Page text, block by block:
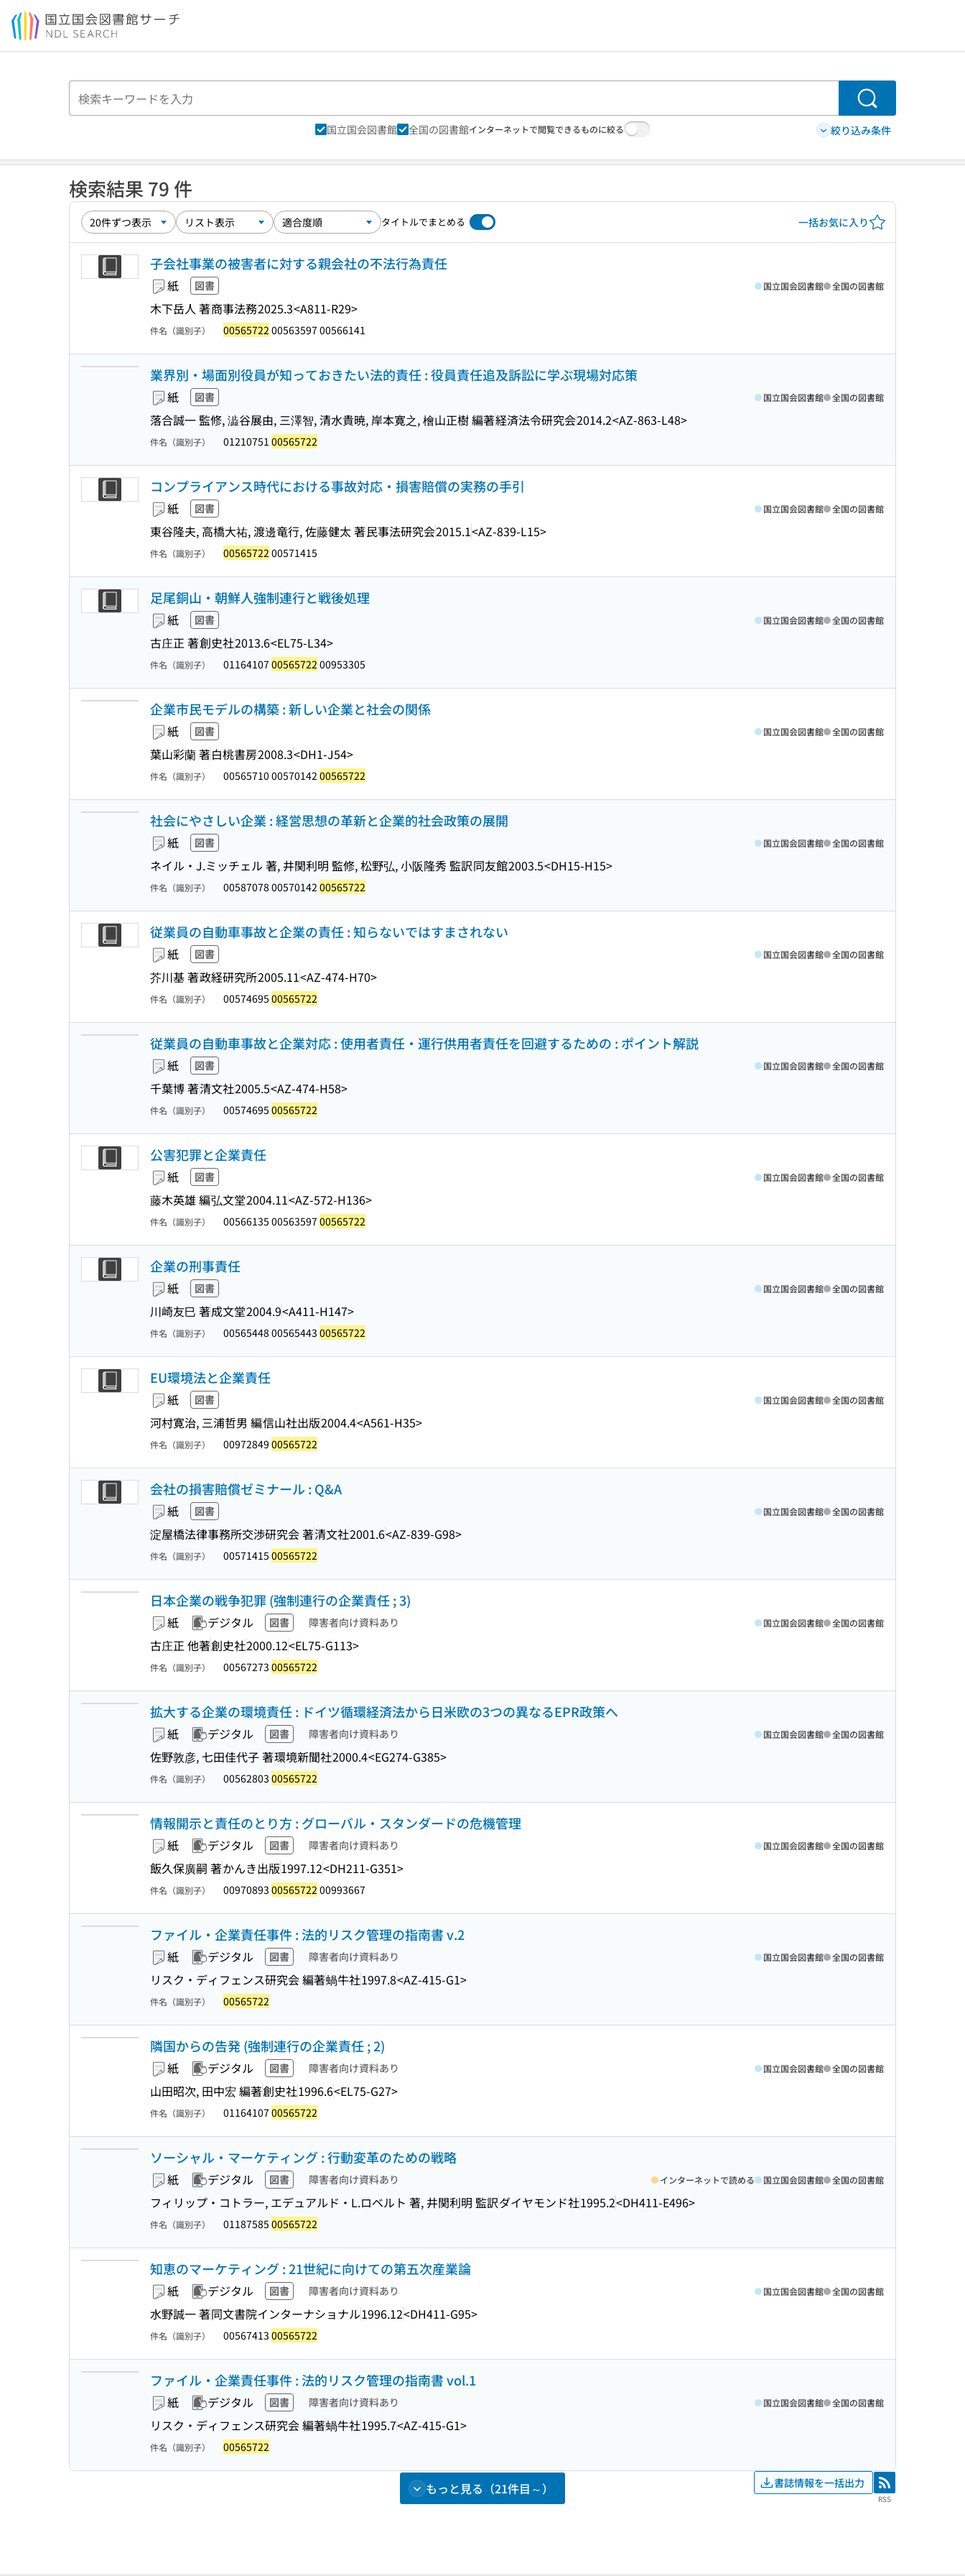
本文へ移動
検索
国立国会図書館 全国の図書館インターネットで閲覧できるものに絞る 絞り込み条件
検索結果 79 件
タイトルでまとめる 一括お気に入り
子会社事業の被害者に対する親会社の不法行為責任
紙 図書
木下岳人 著商事法務2025.3<A811-R29>
国立国会図書館 全国の図書館
件名（識別子） 00565722 00563597 00566141
業界別・場面別役員が知っておきたい法的責任 : 役員責任追及訴訟に学ぶ現場対応策
紙 図書
落合誠一 監修, 澁谷展由, 三澤智, 清水貴暁, 岸本寛之, 檜山正樹 編著経済法令研究会2014.2<AZ-863-L48>
国立国会図書館 全国の図書館
件名（識別子） 01210751 00565722
コンプライアンス時代における事故対応・損害賠償の実務の手引
紙 図書
東谷隆夫, 高橋大祐, 渡邊竜行, 佐藤健太 著民事法研究会2015.1<AZ-839-L15>
国立国会図書館 全国の図書館
件名（識別子） 00565722 00571415
足尾銅山・朝鮮人強制連行と戦後処理
紙 図書
古庄正 著創史社2013.6<EL75-L34>
国立国会図書館 全国の図書館
件名（識別子） 01164107 00565722 00953305
企業市民モデルの構築 : 新しい企業と社会の関係
紙 図書
葉山彩蘭 著白桃書房2008.3<DH1-J54>
国立国会図書館 全国の図書館
件名（識別子） 00565710 00570142 00565722
社会にやさしい企業 : 経営思想の革新と企業的社会政策の展開
紙 図書
ネイル・J.ミッチェル 著, 井関利明 監修, 松野弘, 小阪隆秀 監訳同友館2003.5<DH15-H15>
国立国会図書館 全国の図書館
件名（識別子） 00587078 00570142 00565722
従業員の自動車事故と企業の責任 : 知らないではすまされない
紙 図書
芥川基 著政経研究所2005.11<AZ-474-H70>
国立国会図書館 全国の図書館
件名（識別子） 00574695 00565722
従業員の自動車事故と企業対応 : 使用者責任・運行供用者責任を回避するための : ポイント解説
紙 図書
千葉博 著清文社2005.5<AZ-474-H58>
国立国会図書館 全国の図書館
件名（識別子） 00574695 00565722
公害犯罪と企業責任
紙 図書
藤木英雄 編弘文堂2004.11<AZ-572-H136>
国立国会図書館 全国の図書館
件名（識別子） 00566135 00563597 00565722
企業の刑事責任
紙 図書
川崎友巳 著成文堂2004.9<A411-H147>
国立国会図書館 全国の図書館
件名（識別子） 00565448 00565443 00565722
EU環境法と企業責任
紙 図書
河村寛治, 三浦哲男 編信山社出版2004.4<A561-H35>
国立国会図書館 全国の図書館
件名（識別子） 00972849 00565722
会社の損害賠償ゼミナール : Q&A
紙 図書
淀屋橋法律事務所交渉研究会 著清文社2001.6<AZ-839-G98>
国立国会図書館 全国の図書館
件名（識別子） 00571415 00565722
日本企業の戦争犯罪 (強制連行の企業責任 ; 3)
紙 デジタル 図書 障害者向け資料あり
古庄正 他著創史社2000.12<EL75-G113>
国立国会図書館 全国の図書館
件名（識別子） 00567273 00565722
拡大する企業の環境責任 : ドイツ循環経済法から日米欧の3つの異なるEPR政策へ
紙 デジタル 図書 障害者向け資料あり
佐野敦彦, 七田佳代子 著環境新聞社2000.4<EG274-G385>
国立国会図書館 全国の図書館
件名（識別子） 00562803 00565722
情報開示と責任のとり方 : グローバル・スタンダードの危機管理
紙 デジタル 図書 障害者向け資料あり
飯久保廣嗣 著かんき出版1997.12<DH211-G351>
国立国会図書館 全国の図書館
件名（識別子） 00970893 00565722 00993667
ファイル・企業責任事件 : 法的リスク管理の指南書 v.2
紙 デジタル 図書 障害者向け資料あり
リスク・ディフェンス研究会 編著蝸牛社1997.8<AZ-415-G1>
国立国会図書館 全国の図書館
件名（識別子） 00565722
隣国からの告発 (強制連行の企業責任 ; 2)
紙 デジタル 図書 障害者向け資料あり
山田昭次, 田中宏 編著創史社1996.6<EL75-G27>
国立国会図書館 全国の図書館
件名（識別子） 01164107 00565722
ソーシャル・マーケティング : 行動変革のための戦略
紙 デジタル 図書 障害者向け資料あり
フィリップ・コトラー, エデュアルド・L.ロベルト 著, 井関利明 監訳ダイヤモンド社1995.2<DH411-E496>
インターネットで読める 国立国会図書館 全国の図書館
件名（識別子） 01187585 00565722
知恵のマーケティング : 21世紀に向けての第五次産業論
紙 デジタル 図書 障害者向け資料あり
水野誠一 著同文書院インターナショナル1996.12<DH411-G95>
国立国会図書館 全国の図書館
件名（識別子） 00567413 00565722
ファイル・企業責任事件 : 法的リスク管理の指南書 vol.1
紙 デジタル 図書 障害者向け資料あり
リスク・ディフェンス研究会 編著蝸牛社1995.7<AZ-415-G1>
国立国会図書館 全国の図書館
件名（識別子） 00565722
もっと見る（21件目～） 書誌情報を一括出力 RSS
RSS